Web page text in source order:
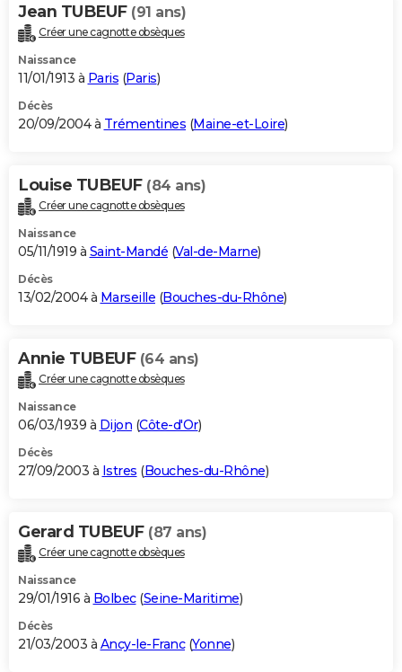
Jean TUBEUF (91 ans)
Créer une cagnotte obsèques
Naissance
11/01/1913 à Paris (Paris)
Décès
20/09/2004 à Trémentines (Maine-et-Loire)
Louise TUBEUF (84 ans)
Créer une cagnotte obsèques
Naissance
05/11/1919 à Saint-Mandé (Val-de-Marne)
Décès
13/02/2004 à Marseille (Bouches-du-Rhône)
Annie TUBEUF (64 ans)
Créer une cagnotte obsèques
Naissance
06/03/1939 à Dijon (Côte-d'Or)
Décès
27/09/2003 à Istres (Bouches-du-Rhône)
Gerard TUBEUF (87 ans)
Créer une cagnotte obsèques
Naissance
29/01/1916 à Bolbec(Seine-Maritime)
Décès
21/03/2003 à Ancy-le-Franc(Yonne)